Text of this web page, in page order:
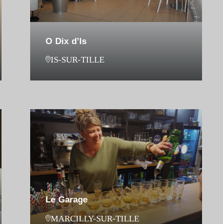
O Dix d’Is
IS-SUR-TILLE
Le Garage
MARCILLY-SUR-TILLE